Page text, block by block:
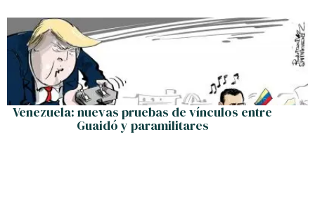
Venezuela: nuevas pruebas de vínculos entre
Guaidó y paramilitares